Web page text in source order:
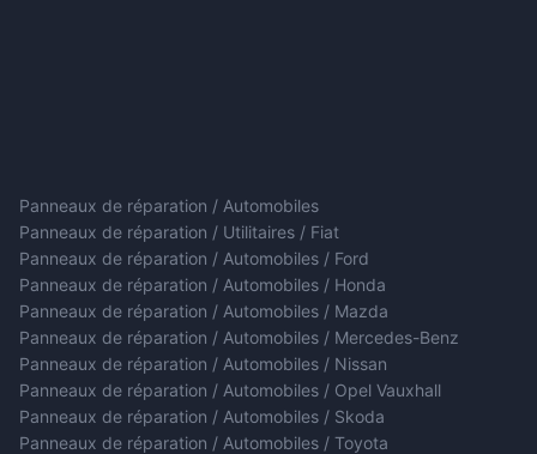
Panneaux de réparation / Automobiles
Panneaux de réparation / Utilitaires / Fiat
Panneaux de réparation / Automobiles / Ford
Panneaux de réparation / Automobiles / Honda
Panneaux de réparation / Automobiles / Mazda
Panneaux de réparation / Automobiles / Mercedes-Benz
Panneaux de réparation / Automobiles / Nissan
Panneaux de réparation / Automobiles / Opel Vauxhall
Panneaux de réparation / Automobiles / Skoda
Panneaux de réparation / Automobiles / Toyota